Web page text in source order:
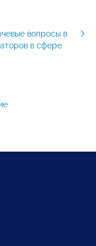
вопросы в
в сфере